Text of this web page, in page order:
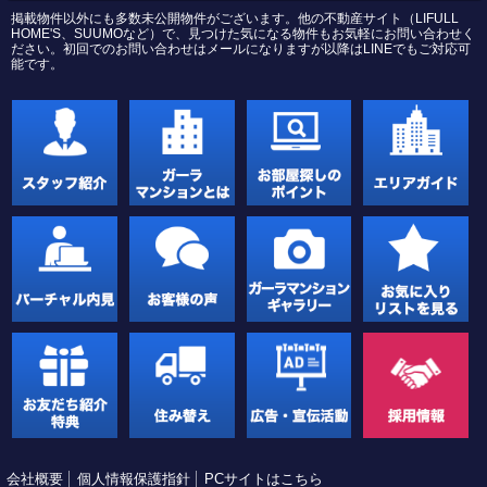
掲載物件以外にも多数未公開物件がございます。他の不動産サイト（LIFULL
HOME'S、SUUMOなど）で、見つけた気になる物件もお気軽にお問い合わせく
ださい。初回でのお問い合わせはメールになりますが以降はLINEでもご対応可
能です。
会社概要 個人情報保護指針 PCサイトはこちら